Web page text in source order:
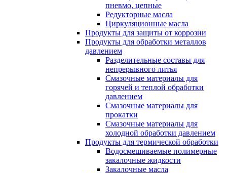
пневмо, цепные
Редукторные масла
Циркуляционные масла
Продукты для защиты от коррозии
Продукты для обработки металлов
давлением
Разделительные составы для
непрерывного литья
Смазочные материалы для
горячей и теплой обработки
давлением
Смазочные материалы для
прокатки
Смазочные материалы для
холодной обработки давлением
Продукты для термической обработки
Водосмешиваемые полимерные
закалочные жидкости
Закалочные масла